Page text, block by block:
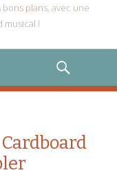
plans, avec une
!